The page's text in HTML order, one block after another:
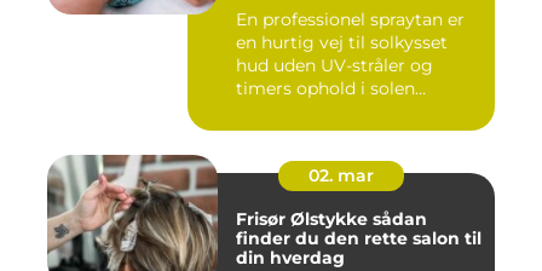
En professionel spraytan er
en hurtig vej til solkysset
hud uden UV-stråler og
timers ophold i solen...
02. mar
Frisør Ølstykke sådan
finder du den rette salon til
din hverdag